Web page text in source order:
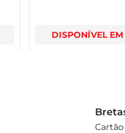
DISPONÍVEL EM